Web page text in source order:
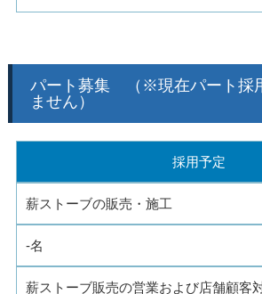
パート募集 （※現在パート採
ません）
採用予定
薪ストーブの販売・施工
-名
薪ストーブ販売の営業および店舗顧客